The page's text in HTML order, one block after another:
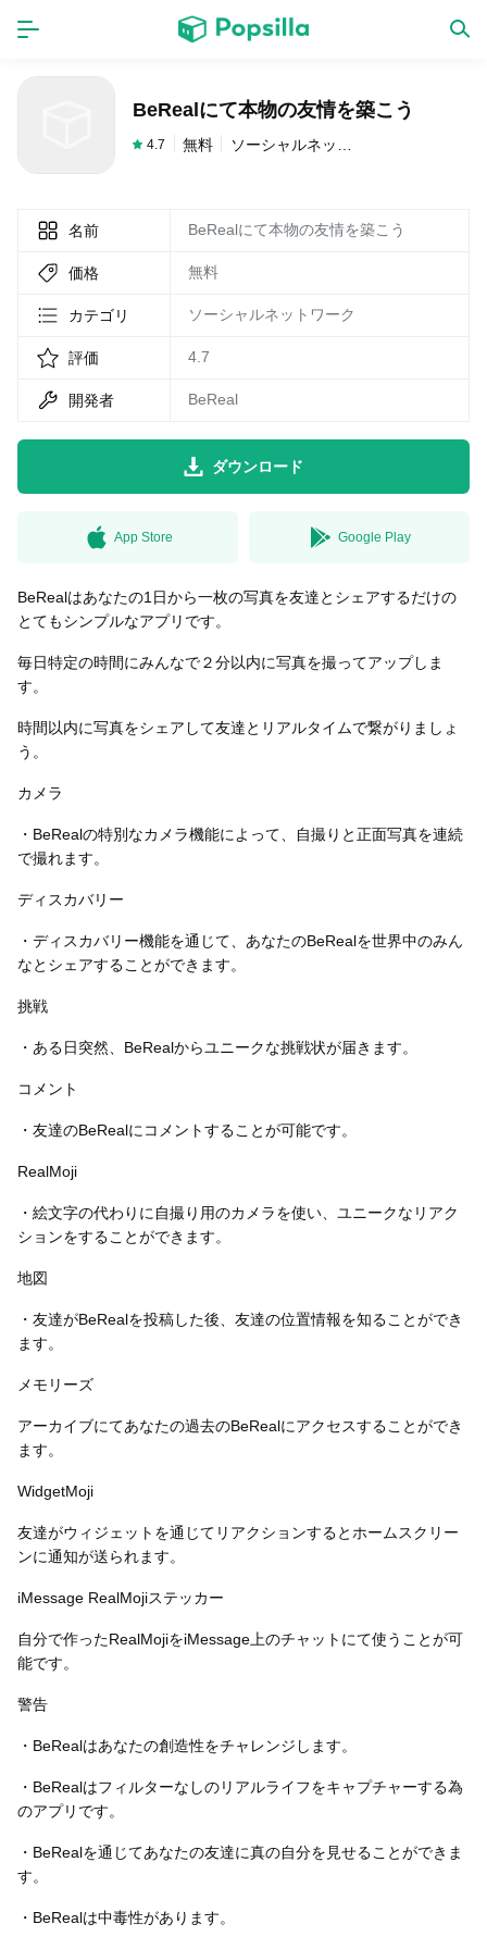
新作
LINE無料スタンプ
無料猫ミーム
BeRealにて本物の友情を築こう
4.7 無料
名前 BeRealにて本物の友情を築こう
価格 無料
カテゴリ ソーシャルネットワーク
評価 4.7
開発者 BeReal
ダウンロード
App Store Google Play
BeRealはあなたの1日から一枚の写真を友達とシェアするだけの
とてもシンプルなアプリです。
毎日特定の時間にみんなで２分以内に写真を撮ってアップしま
す。
時間以内に写真をシェアして友達とリアルタイムで繋がりましょ
う。
カメラ
・BeRealの特別なカメラ機能によって、自撮りと正面写真を連続
で撮れます。
ディスカバリー
・ディスカバリー機能を通じて、あなたのBeRealを世界中のみん
なとシェアすることができます。
挑戦
・ある日突然、BeRealからユニークな挑戦状が届きます。
コメント
・友達のBeRealにコメントすることが可能です。
RealMoji
・絵文字の代わりに自撮り用のカメラを使い、ユニークなリアク
ションをすることができます。
地図
・友達がBeRealを投稿した後、友達の位置情報を知ることができ
ます。
メモリーズ
アーカイブにてあなたの過去のBeRealにアクセスすることができ
ます。
WidgetMoji
友達がウィジェットを通じてリアクションするとホームスクリー
ンに通知が送られます。
iMessage RealMojiステッカー
自分で作ったRealMojiをiMessage上のチャットにて使うことが可
能です。
警告
・BeRealはあなたの創造性をチャレンジします。
・BeRealはフィルターなしのリアルライフをキャプチャーする為
のアプリです。
・BeRealを通じてあなたの友達に真の自分を見せることができま
す。
・BeRealは中毒性があります。